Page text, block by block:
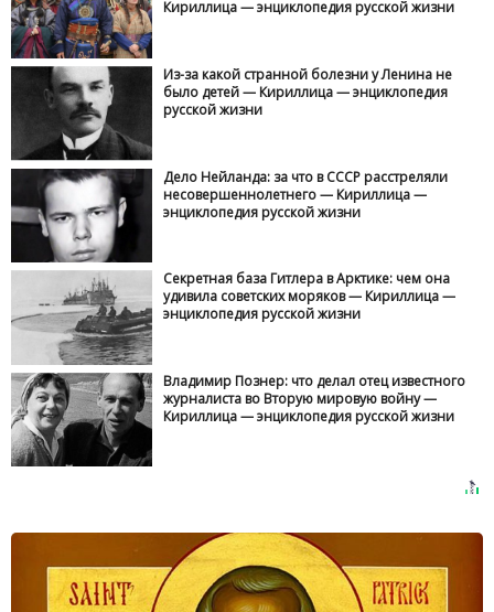
Кириллица — энциклопедия русской жизни
Из-за какой странной болезни у Ленина не
было детей — Кириллица — энциклопедия
русской жизни
Дело Нейланда: за что в СССР расстреляли
несовершеннолетнего — Кириллица —
энциклопедия русской жизни
Секретная база Гитлера в Арктике: чем она
удивила советских моряков — Кириллица —
энциклопедия русской жизни
Владимир Познер: что делал отец известного
журналиста во Вторую мировую войну —
Кириллица — энциклопедия русской жизни